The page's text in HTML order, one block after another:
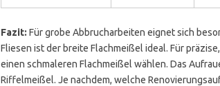
Fazit: Für grobe Abbrucharbeiten eignet sich
Fliesen ist der breite Flachmeißel ideal. Für
einen schmaleren Flachmeißel wählen. Das
Riffelmeißel. Je nachdem, welche